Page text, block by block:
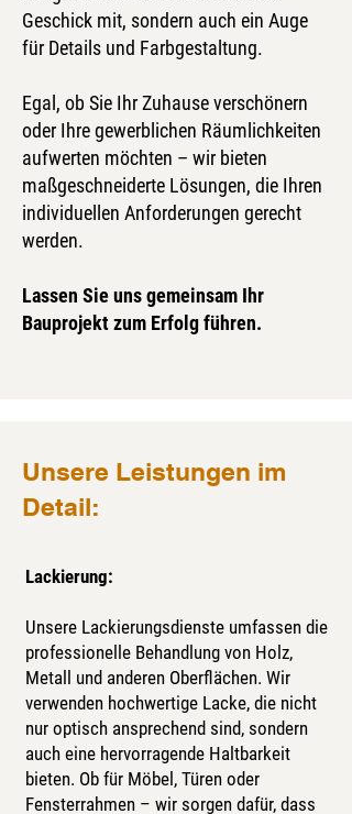
Geschick mit, sondern auch ein Auge
für Details und Farbgestaltung.
Egal, ob Sie Ihr Zuhause verschönern
oder Ihre gewerblichen Räumlichkeiten
aufwerten möchten – wir bieten
maßgeschneiderte Lösungen, die Ihren
individuellen Anforderungen gerecht
werden.
Lassen Sie uns gemeinsam Ihr
Bauprojekt zum Erfolg führen.
Unsere Leistungen im
Detail:
Lackierung:
Unsere Lackierungsdienste umfassen die
professionelle Behandlung von Holz,
Metall und anderen Oberflächen. Wir
verwenden hochwertige Lacke, die nicht
nur optisch ansprechend sind, sondern
auch eine hervorragende Haltbarkeit
bieten. Ob für Möbel, Türen oder
Fensterrahmen – wir sorgen dafür, dass